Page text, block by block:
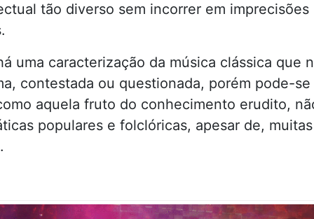
tão diverso sem incorrer em imprecisões
uma caracterização da música clássica que
contestada ou questionada, porém pode-
aquela fruto do conhecimento erudito,
populares e folclóricas, apesar de,